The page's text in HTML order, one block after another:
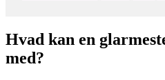
Hvad kan en
med?